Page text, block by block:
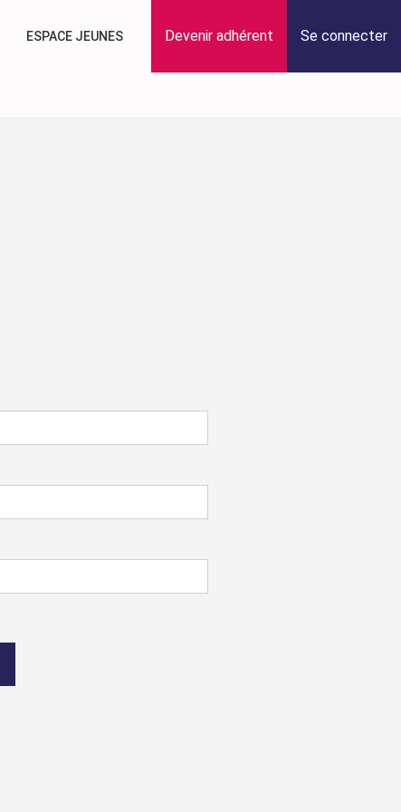
ESPACE JEUNES Devenir adhérent Se connecter